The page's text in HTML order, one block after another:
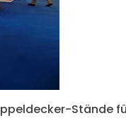
Stände